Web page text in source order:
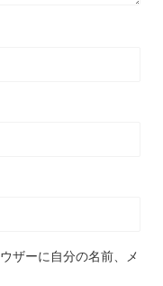
ザーに自分の名前、メ